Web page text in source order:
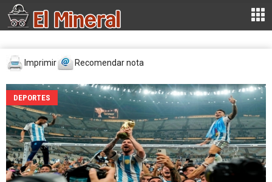
Imprimir Recomendar nota
DEPORTES